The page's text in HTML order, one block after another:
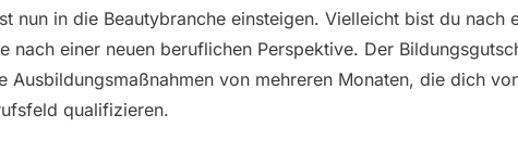
nun in die Beautybranche einsteigen. Vielleicht bist du nach
nach einer neuen beruflichen Perspektive. Der
Ausbildungsmaßnahmen von mehreren Monaten, die dich
qualifizieren.